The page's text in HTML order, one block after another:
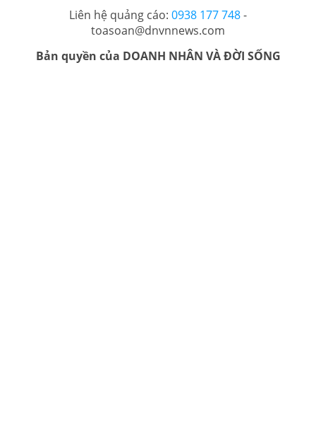
Liên hệ quảng cáo: 0938 177 748-
toasoan@dnvnnews.com
Bản quyền của DOANH NHÂN VÀ ĐỜI SỐNG